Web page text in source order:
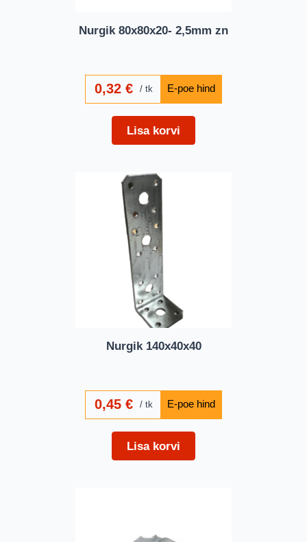
Nurgik 80x80x20- 2,5mm zn
0,32€ tk
Lisa korvi
Nurgik 140x40x40
0,45€ tk
Lisa korvi